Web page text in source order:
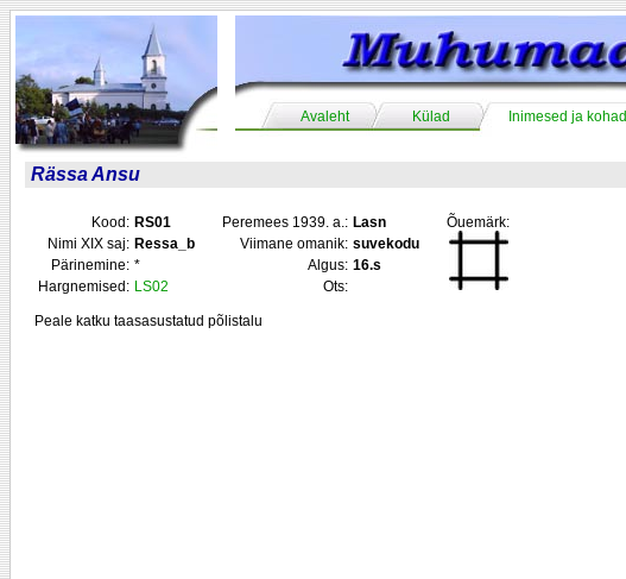
Avaleht Külad Inimesed ja kohad
Rässa Ansu
Kood: RS01 Peremees 1939. a.: Lasn
Õuemärk:
Nimi XIX saj: Ressa_b Viimane omanik: suvekodu
Pärinemine: * Algus: 16.s
Hargnemised: LS02 Ots:
Peale katku taasasustatud põlistalu